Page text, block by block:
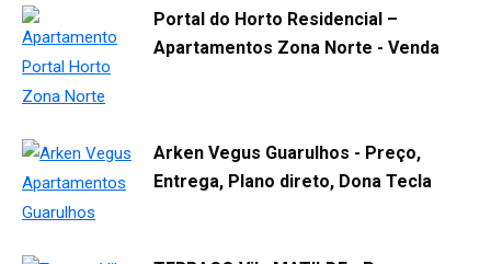
Portal do Horto Residencial –
Apartamentos Zona Norte - Venda
Arken Vegus Guarulhos - Preço,
Entrega, Plano direto, Dona Tecla